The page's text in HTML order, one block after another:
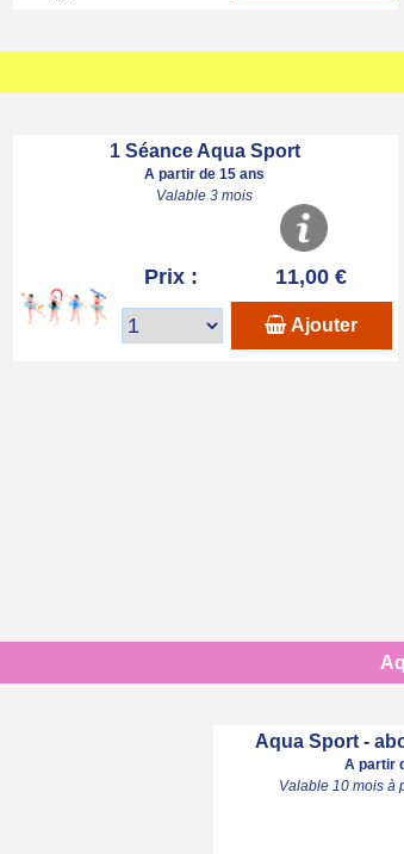
1 Séance Aqua Sport
A partir de 15 ans
Valable 3 mois
Prix : 11,00 €
Ajouter
Aqua Sport -
A partir
Valable 10 mois à